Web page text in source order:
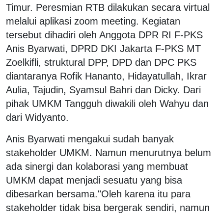
Timur. Peresmian RTB dilakukan secara virtual
melalui aplikasi zoom meeting. Kegiatan
tersebut dihadiri oleh Anggota DPR RI F-PKS
Anis Byarwati, DPRD DKI Jakarta F-PKS MT
Zoelkifli, struktural DPP, DPD dan DPC PKS
diantaranya Rofik Hananto, Hidayatullah, Ikrar
Aulia, Tajudin, Syamsul Bahri dan Dicky. Dari
pihak UMKM Tangguh diwakili oleh Wahyu dan
dari Widyanto.
Anis Byarwati mengakui sudah banyak
stakeholder UMKM. Namun menurutnya belum
ada sinergi dan kolaborasi yang membuat
UMKM dapat menjadi sesuatu yang bisa
dibesarkan bersama."Oleh karena itu para
stakeholder tidak bisa bergerak sendiri, namun